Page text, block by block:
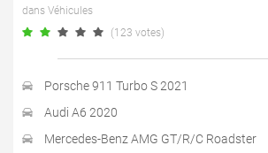
dans Véhicules
(123 votes)
Porsche 911 Turbo S 2021
Audi A6 2020
Mercedes-Benz AMG GT/R/C Roadster